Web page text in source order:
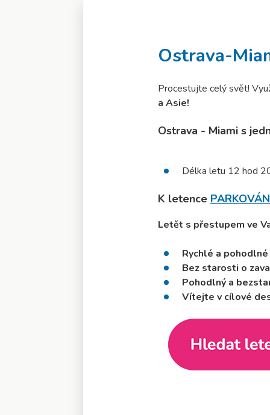
Ostrava-
Procestujte celý svět!
a Asie!
Ostrava - Miami s
Délka letu 12 hod
K letence
Letět s přestupem ve
Rychlé a
Bez starosti o
Pohodlný a
Vítejte v cílové